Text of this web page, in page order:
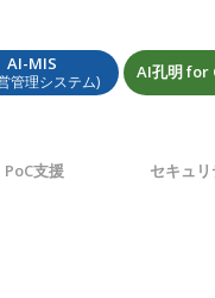
AI-MIS
管理システム) AI孔明 for
支援 セキュリ